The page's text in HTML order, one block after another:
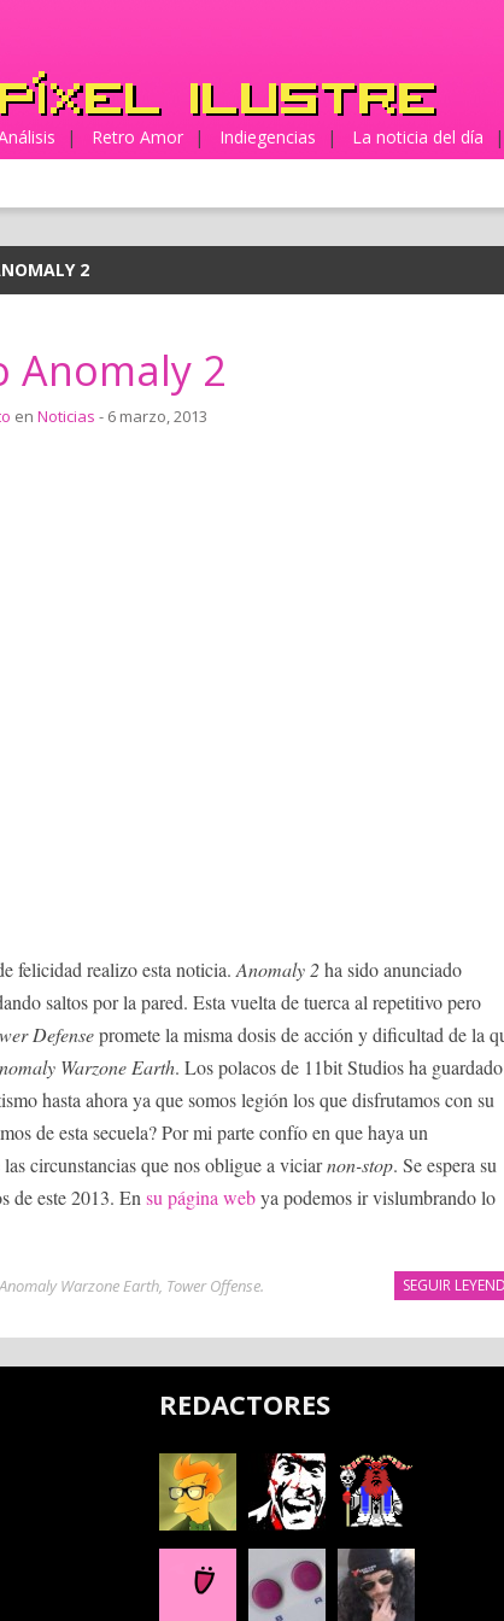
| Retro Amor | Indiegencias | La noticia del día |
2
Anomaly 2
en Noticias - 6 marzo, 2013
felicidad realizo esta noticia.Anomaly 2ha sido anunciado
saltos por la pared. Esta vuelta de tuerca al repetitivo pero
Defensepromete la misma dosis de acción y dificultad de la
Warzone Earth. Los polacos de 11bit Studios ha
hasta ahora ya que somos legión los que disfrutamos con su
de esta secuela? Por mi parte confío en que haya un
circunstancias que nos obligue a viciarnon-stop. Se espera su
de este 2013. Ensu página webya podemos ir vislumbrando lo
SEGUIR
Anomaly Warzone Earth, Tower Offense.
REDACTORES